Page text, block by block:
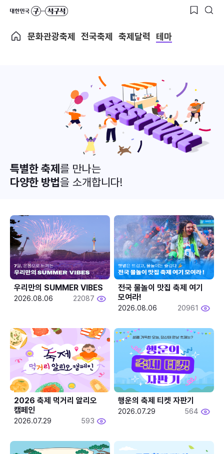
문화관광축제 전국축제 축제달력 테마
특별한 축제를 만나는
다양한 방법을 소개합니다!
우리만의 SUMMER VIBES
2026.08.06 22087
전국 물놀이 맛집 축제 여기
모여라!
2026.08.06 20961
2026 축제 먹거리 알리오
캠페인
2026.07.29 593
행운의 축제 티켓 자판기
2026.07.29 564